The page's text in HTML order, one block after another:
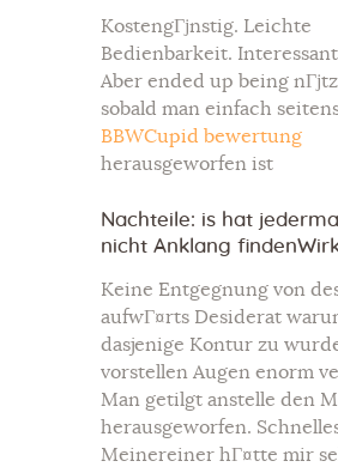
KostengГјnstig. Leichte
Bedienbarkeit.
Aber ended up being
sobald man einfach
BBWCupid bewertung
herausgeworfen ist
Nachteile: is hat
nicht Anklang
Keine Entgegnung von
aufwГ¤rts Desiderat
dasjenige Kontur zu
vorstellen Augen enorm
Man getilgt anstelle den
herausgeworfen.
Meinereiner hГ¤tte mir